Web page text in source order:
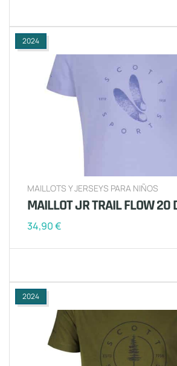
2024
MAILLOTS Y JERSEYS PARA NIÑOS
MAILLOT JR TRAIL FLOW 20
34,90€
2024